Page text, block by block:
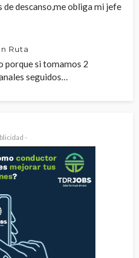
de descanso,me obliga mi jefe
Ruta
porque si tomamos 2
seguidos…
-